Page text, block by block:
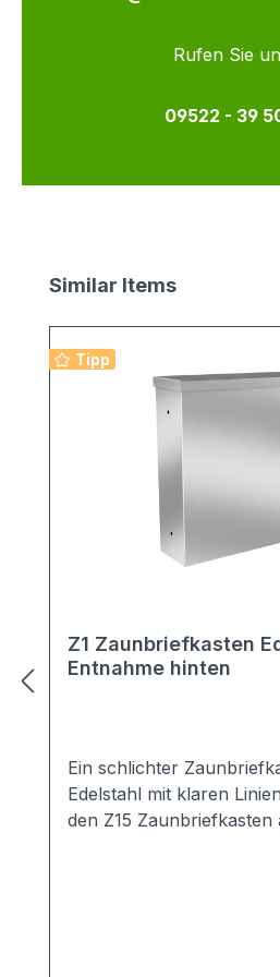
Rufen Sie
09522 - 39
Produktgalerie überspringen
Similar Items
Tipp
Z1 Zaunbriefkasten
Entnahme hinten
Ein schlichter
Edelstahl mit klaren
den Z15 Zaunbriefkasten